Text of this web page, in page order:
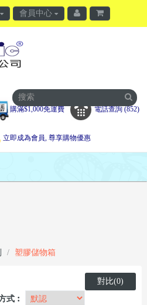
會員中心
購滿$1,000免運費 電話查詢 (852)
立即成為會員, 尊享購物優惠
塑膠儲物箱
對比(0)
式︰